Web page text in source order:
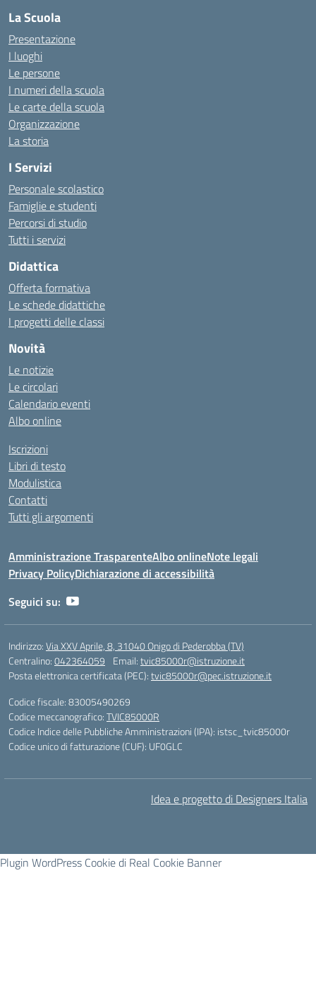
La Scuola
Presentazione
I luoghi
Le persone
I numeri della scuola
Le carte della scuola
Organizzazione
La storia
I Servizi
Personale scolastico
Famiglie e studenti
Percorsi di studio
Tutti i servizi
Didattica
Offerta formativa
Le schede didattiche
I progetti delle classi
Novità
Le notizie
Le circolari
Calendario eventi
Albo online
Iscrizioni
Libri di testo
Modulistica
Contatti
Tutti gli argomenti
Amministrazione TrasparenteAlbo onlineNote legali
Privacy PolicyDichiarazione di accessibilità
Seguici su:
Indirizzo:Via XXV Aprile, 8, 31040 Onigo di Pederobba (TV)
Centralino:042364059 Email:tvic85000r@istruzione.it
Posta elettronica certificata (PEC):tvic85000r@pec.istruzione.it
Codice fiscale: 83005490269
Codice meccanografico:TVIC85000R
Codice Indice delle Pubbliche Amministrazioni (IPA): istsc_tvic85000r
Codice unico di fatturazione (CUF): UF0GLC
Idea e progetto di Designers Italia
Plugin WordPress Cookie di Real Cookie Banner